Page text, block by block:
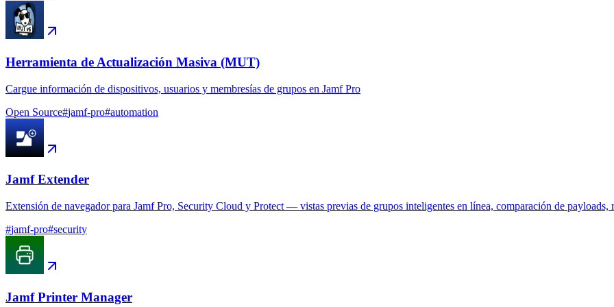
Herramienta de Actualización Masiva (MUT)
Cargue información de dispositivos, usuarios y membresías de grupos en Jamf Pro
Open Source#jamf-pro#automation
Jamf Extender
Extensión de navegador para Jamf Pro, Security Cloud y Protect — vistas previas de grupos inteligentes en línea, comparación de payloads,
#jamf-pro#security
Jamf Printer Manager